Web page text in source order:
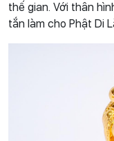
thế gian. Với thân
tắn làm cho Phật Di